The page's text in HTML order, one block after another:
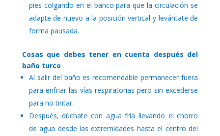
pies colgando en el banco para que la circulación se
adapte de nuevo a la posición vertical y levántate de
forma pausada.
Cosas que debes tener en cuenta después del
baño turco
Al salir del baño es recomendable permanecer fuera
para enfriar las vías respiratorias pero sin excederse
para no tiritar.
Después, dúchate con agua fría llevando el chorro
de agua desde las extremidades hasta el centro del